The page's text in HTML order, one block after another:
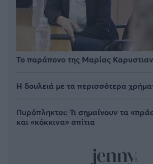
Το παράπονο της Μαρίας
Η δουλειά με τα περισσότερα
Πυρόπληκτοι: Τι σημαίνουν τα
και «κόκκινα» σπίτια